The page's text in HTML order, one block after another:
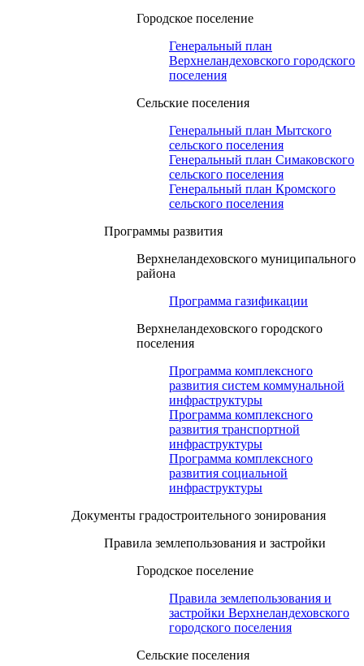
Городское поселение
Генеральный план
Верхнеландеховского городского
поселения
Сельские поселения
Генеральный план Мытского
сельского поселения
Генеральный план Симаковского
сельского поселения
Генеральный план Кромского
сельского поселения
Программы развития
Верхнеландеховского муниципального
района
Программа газификации
Верхнеландеховского городского
поселения
Программа комплексного
развития систем коммунальной
инфраструктуры
Программа комплексного
развития транспортной
инфраструктуры
Программа комплексного
развития социальной
инфраструктуры
Документы градостроительного зонирования
Правила землепользования и застройки
Городское поселение
Правила землепользования и
застройки Верхнеландеховского
городского поселения
Сельские поселения